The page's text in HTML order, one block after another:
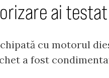
ai
cu motorul
a fost